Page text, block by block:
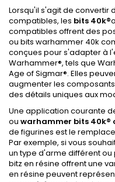
Lorsqu'il s'agit de convertir
compatibles, les bits 40k®
compatibles offrent des
ou bits warhammer 40k
conçues pour s'adapter à
Warhammer®, tels que
Age of Sigmar®. Elles
augmenter les
des détails uniques aux
Une application courante
ou warhammer bits 40k®
de figurines est le
Par exemple, si vous
un type d'arme différent
bitz en résine offrent une
en résine peuvent